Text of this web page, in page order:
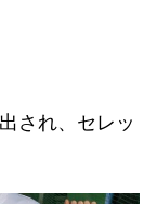
され、セレッ